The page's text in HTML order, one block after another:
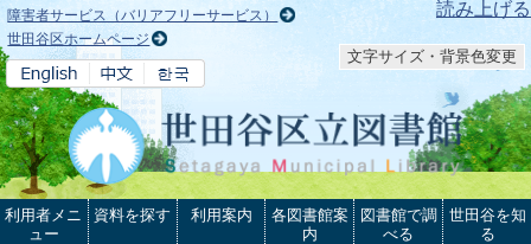
本文へ 読み上げる
障害者サービス（バリアフリーサービス）
世田谷区ホームページ
文字サイズ・背景色変更
利用者メニ
ュー
資料を探す 利用案内
各図書館案
内
図書館で調
べる
世田谷を知
る